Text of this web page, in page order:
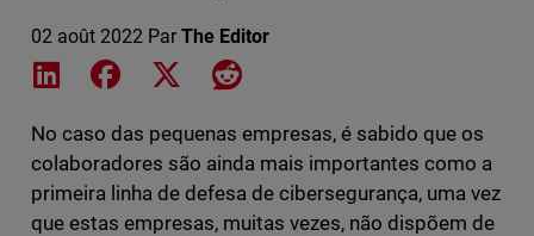
02 août 2022 Par The Editor
Share on LinkedIn
Share on Facebook
Share on XShare on Reddit
No caso das pequenas empresas, é sabido que os
colaboradores são ainda mais importantes como a
primeira linha de defesa de cibersegurança, uma vez
que estas empresas, muitas vezes, não dispõem de